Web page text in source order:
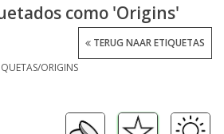
como 'Origins'
/ORIGINS
TERUG NAAR ETIQUETAS